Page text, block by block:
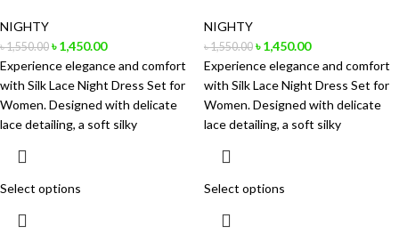
NIGHTY
৳1,550.00 ৳1,450.00
Experience elegance and comfort
with Silk Lace Night Dress Set for
Women. Designed with delicate
lace detailing, a soft silky
Select options
NIGHTY
৳1,550.00 ৳1,450.00
Experience elegance and comfort
with Silk Lace Night Dress Set for
Women. Designed with delicate
lace detailing, a soft silky
Select options